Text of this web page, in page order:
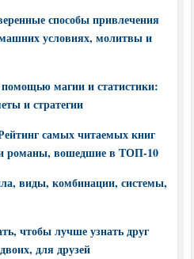
способы привлечения
условиях, молитвы и
магии и статистики:
и стратегии
самых читаемых книг
и романы, вошедшие в ТОП-10
виды, комбинации, системы,
чтобы лучше узнать друг
для друзей